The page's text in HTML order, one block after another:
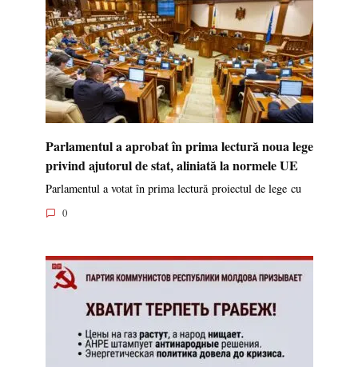
Parlamentul a aprobat în prima lectură noua lege
privind ajutorul de stat, aliniată la normele UE
Parlamentul a votat în prima lectură proiectul de lege cu
0